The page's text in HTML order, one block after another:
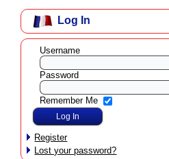
Log In
Username
Password
Remember Me
Register
Lost your password?